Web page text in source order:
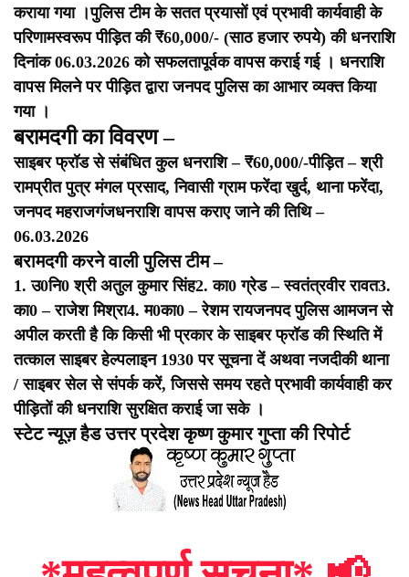
कराया गया ।पुलिस टीम के सतत प्रयासों एवं प्रभावी कार्यवाही के
परिणामस्वरूप पीड़ित की ₹60,000/- (साठ हजार रुपये) की धनराशि
दिनांक 06.03.2026 को सफलतापूर्वक वापस कराई गई । धनराशि
वापस मिलने पर पीड़ित द्वारा जनपद पुलिस का आभार व्यक्त किया
गया ।
बरामदगी का विवरण –
साइबर फ्रॉड से संबंधित कुल धनराशि – ₹60,000/-पीड़ित – श्री
रामप्रीत पुत्र मंगल प्रसाद, निवासी ग्राम फरेंदा खुर्द, थाना फरेंदा,
जनपद महराजगंजधनराशि वापस कराए जाने की तिथि –
06.03.2026
बरामदगी करने वाली पुलिस टीम –
1. उ0नि0 श्री अतुल कुमार सिंह2. का0 ग्रेड – स्वतंत्रवीर रावत3.
का0 – राजेश मिश्रा4. म0का0 – रेशम रायजनपद पुलिस आमजन से
अपील करती है कि किसी भी प्रकार के साइबर फ्रॉड की स्थिति में
तत्काल साइबर हेल्पलाइन 1930 पर सूचना दें अथवा नजदीकी थाना
/ साइबर सेल से संपर्क करें, जिससे समय रहते प्रभावी कार्यवाही कर
पीड़ितों की धनराशि सुरक्षित कराई जा सके ।
स्टेट न्यूज़ हैड उत्तर प्रदेश कृष्ण कुमार गुप्ता की रिपोर्ट